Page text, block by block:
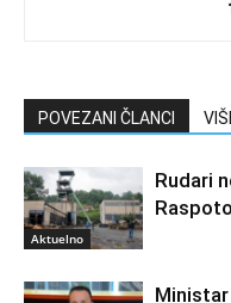
POVEZANI ČLANCI
Aktuelno
Rudari